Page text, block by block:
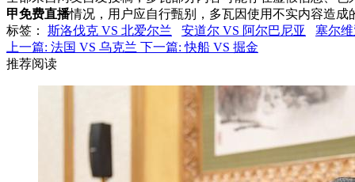
甲免费直播情况，用户应自行甄别，多瓦因使用不实内容造
标签 ： 斯洛伐克 VS 北爱尔兰 安道尔 VS 阿尔巴尼亚
塞尔
上一篇: 法国 VS 乌克兰 下一篇: 快船 VS 掘金
推荐阅读